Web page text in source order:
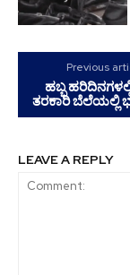
Previous
ಹಬ್ಬ
ತರಕಾರಿ ಬೆಲೆಯಲ್ಲಿ
LEAVE A REPLY